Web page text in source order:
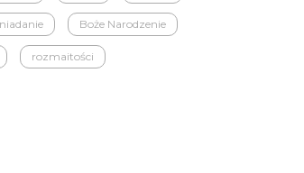
Boże Narodzenie
rozmaitości